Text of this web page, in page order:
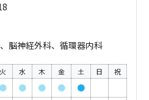
脳神経外科、循環器内科
火 水 木 金 土 日 祝
● ● ● ●
●